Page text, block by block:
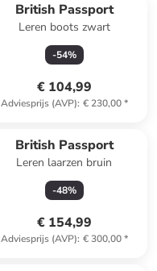
British Passport
Leren boots zwart
-54%
€ 104,99
Adviesprijs (AVP): € 230,00*
British Passport
Leren laarzen bruin
-48%
€ 154,99
Adviesprijs (AVP): € 300,00*